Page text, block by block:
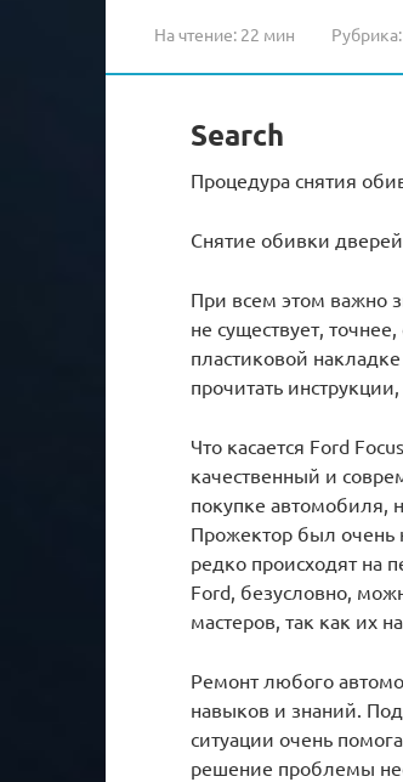
На чтение: 22 мин Рубрика:
Search
Процедура снятия
Снятие обивки
При всем этом важно
не существует,
пластиковой
прочитать
Что касается Ford
качественный и
покупке автомобиля,
Прожектор был очень
редко происходят на
Ford, безусловно,
мастеров, так как их
Ремонт любого
навыков и знаний.
ситуации очень
решение проблемы